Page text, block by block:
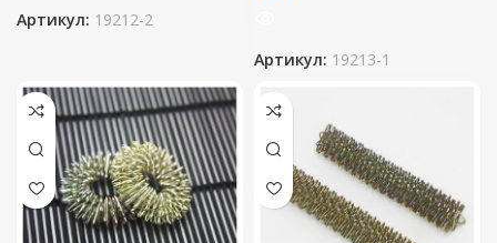
Артикул: 19212-2
Артикул: 19213-1